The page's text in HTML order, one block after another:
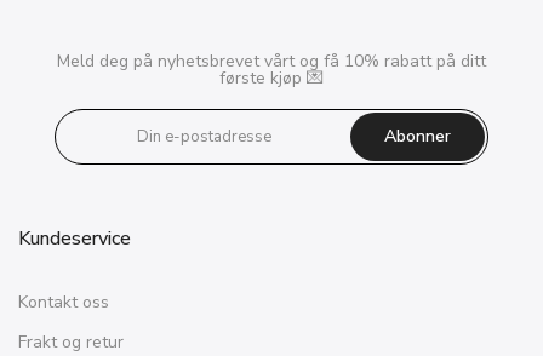
Meld deg på nyhetsbrevet vårt og få 10% rabatt på ditt
første kjøp 💌
Abonner
Kundeservice
Kontakt oss
Frakt og retur